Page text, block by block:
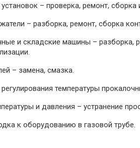
– проверка, ремонт, сборка
– разборка, ремонт, сборка
и складские машины – разборка,
– замена, смазка.
температуры
и давления – устранение
к оборудованию в газовой трубе.